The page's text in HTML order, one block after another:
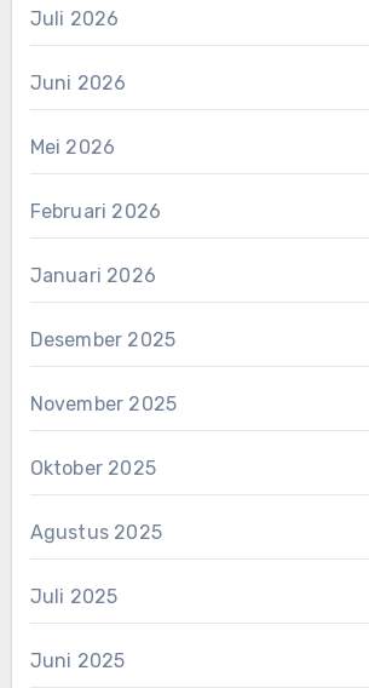
Juli 2026
Juni 2026
Mei 2026
Februari 2026
Januari 2026
Desember 2025
November 2025
Oktober 2025
Agustus 2025
Juli 2025
Juni 2025